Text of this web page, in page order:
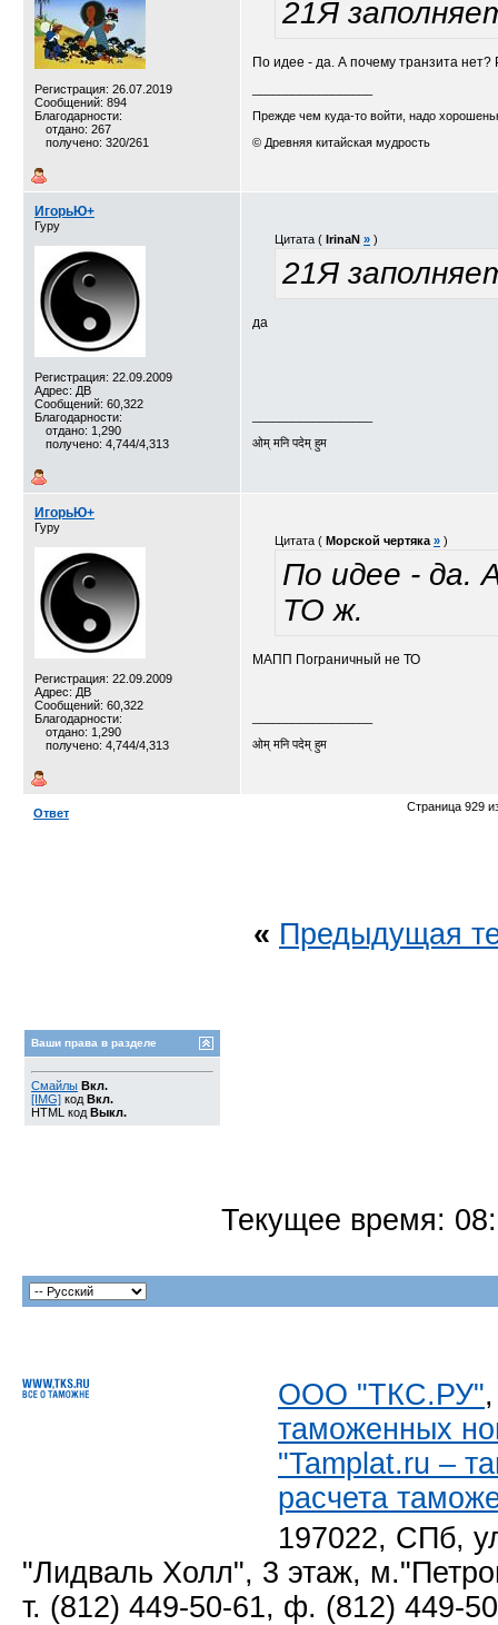
Регистрация: 26.07.2019
Сообщений: 894
Благодарности:
отдано: 267
получено: 320/261
21Я
По идее - да. А почему транзита
Прежде чем куда-то войти, надо
© Древняя китайская мудрость
ИгорьЮ+
Гуру
Регистрация: 22.09.2009
Адрес: ДВ
Сообщений: 60,322
Благодарности:
отдано: 1,290
получено: 4,744/4,313
Цитата ( IrinaN » )
21Я
да
ओम् मनि पदेम् हुम
ИгорьЮ+
Гуру
Регистрация: 22.09.2009
Адрес: ДВ
Сообщений: 60,322
Благодарности:
отдано: 1,290
получено: 4,744/4,313
Цитата ( Морской чертяка » )
По идее - да.
ТО ж.
МАПП Пограничный не ТО
ओम् मनि पदेम् हुम
Ответ Страница 929
« Предыдущая
Ваши права в разделе
Смайлы Вкл.
[IMG] код Вкл.
HTML код Выкл.
Текущее время:
ООО "ТКС.РУ"
таможенных
"Tamplat.ru –
расчета
197022, СПб,
"Лидваль Холл", 3 этаж,
т. (812) 449-50-61, ф. (812) 449-